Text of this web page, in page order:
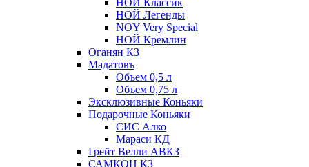
НОЙ Классик
НОЙ Легенды
NOY Very Speсial
НОЙ Кремлин
Оганян КЗ
Мадатовъ
Объем 0,5 л
Объем 0,75 л
Эксклюзивные Коньяки
Подарочные Коньяки
СИС Алко
Мараси КД
Грейт Велли АВКЗ
САМКОН КЗ